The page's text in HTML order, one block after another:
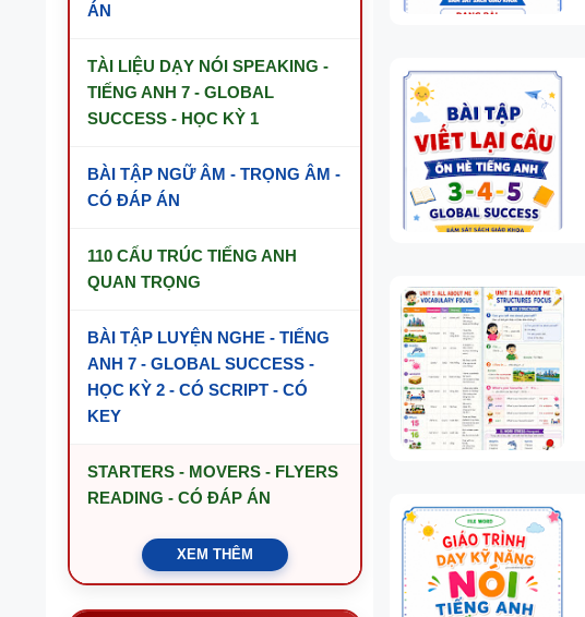
ÁN
TÀI LIỆU DẠY NÓI SPEAKING -
TIẾNG ANH 7 - GLOBAL
SUCCESS - HỌC KỲ 1
BÀI TẬP NGỮ ÂM - TRỌNG ÂM -
CÓ ĐÁP ÁN
110 CẤU TRÚC TIẾNG ANH
QUAN TRỌNG
BÀI TẬP LUYỆN NGHE - TIẾNG
ANH 7 - GLOBAL SUCCESS -
HỌC KỲ 2 - CÓ SCRIPT - CÓ
KEY
STARTERS - MOVERS - FLYERS
READING - CÓ ĐÁP ÁN
XEM THÊM